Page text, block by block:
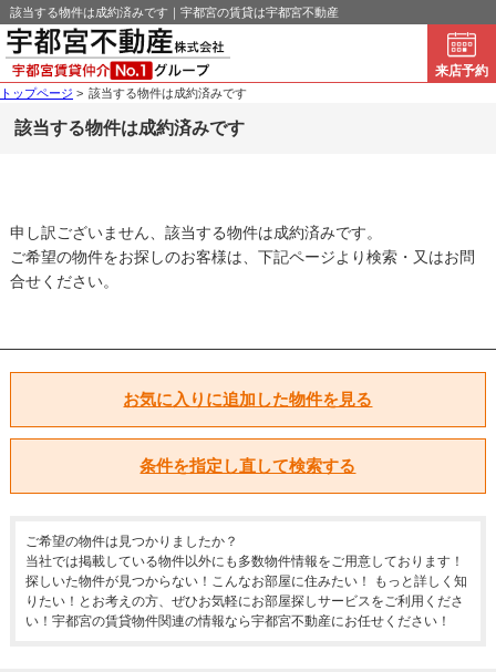
該当する物件は成約済みです｜宇都宮の賃貸は宇都宮不動産
来店予約
トップページ > 該当する物件は成約済みです
該当する物件は成約済みです
申し訳ございません、該当する物件は成約済みです。
ご希望の物件をお探しのお客様は、下記ページより検索・又はお問
合せください。
お気に入りに追加した物件を見る
条件を指定し直して検索する
ご希望の物件は見つかりましたか？
当社では掲載している物件以外にも多数物件情報をご用意しております！
探しいた物件が見つからない！こんなお部屋に住みたい！ もっと詳しく知
りたい！とお考えの方、ぜひお気軽にお部屋探しサービスをご利用くださ
い！宇都宮の賃貸物件関連の情報なら宇都宮不動産にお任せください！